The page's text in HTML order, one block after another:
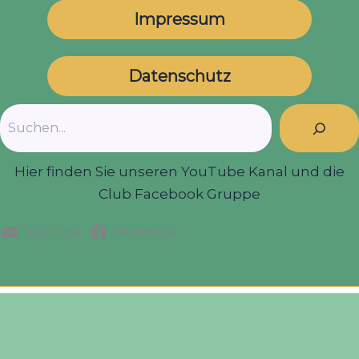
Impressum
Datenschutz
Hier finden Sie unseren YouTube Kanal und die
Club Facebook Gruppe
YouTube Facebook